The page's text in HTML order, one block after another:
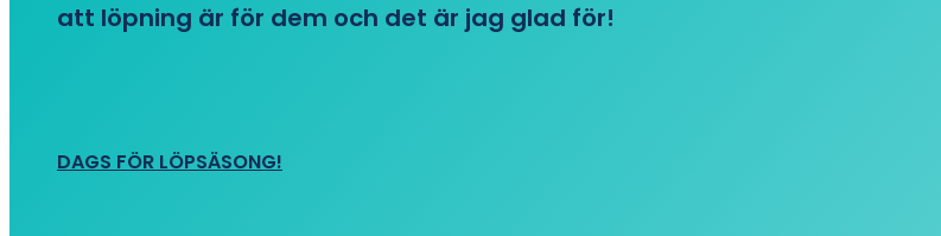
att löpning är för dem och det är jag glad för!
DAGS FÖR LÖPSÄSONG!